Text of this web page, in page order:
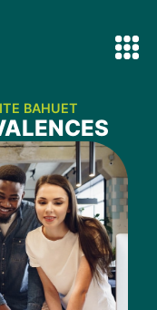
BAHUET